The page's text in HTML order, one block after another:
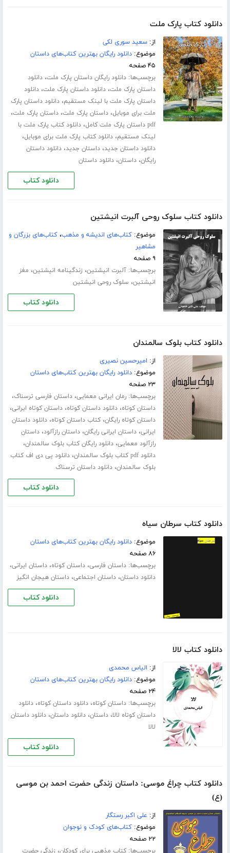
دانلود کتاب پارک ملت
از:سعید سوری لکی
موضوع:دانلود رایگان بهترین کتاب‌های داستان
۴۵ صفحه
برچسب‌ها:دانلود رایگان داستان پارک ملت،دانلود
داستان پارک ملت،دانلود داستان پارک ملت،دانلود
داستان پارک ملت با لینک مستقیم،دانلود داستان پارک
ملت برای موبایل،داستان پارک ملت،داستان پارک ملت،
pdf داستان پارک ملت کامل ،دانلود کتاب پارک ملت با
لینک مستقیم،دانلود کتاب پارک ملت برای موبایل،
دانلود داستان جدید،داستان جدید،دانلود داستان
رایگان،داستان،دانلود داستان
دانلود کتاب
دانلود کتاب سلوک روحی آلبرت انیشتین
موضوع:کتاب‌های اندیشه و مذهب،کتاب‌های بزرگان و
مشاهیر
۹ صفحه
برچسب‌ها:آلبرت انیشتین، زندگینامه انیشتین، مغز
انیشتین، سلوک روحی انیشتین
دانلود کتاب
دانلود کتاب بلوک سالمندان
از: امیرحسین نصیری
موضوع:دانلود رایگان بهترین کتاب‌های داستان
۲۳ صفحه
برچسب‌ها:رمان ایرانی معمایی،داستان فارسی ترسناک،
داستان کوتاه،دانلود داستان کوتاه،داستان کوتاه ایرانی،
داستان کوتاه رایگان،کتاب داستان کوتاه،دانلود داستان
ایرانی،داستان ایرانی رایگان،داستان رازآلود،داستان
رازآلود معمایی،دانلود رایگان کتاب بلوک سالمندان،
دانلود pdf کتاب بلوک سالمندان ،دانلود پی دی اف کتاب
بلوک سالمندان،دانلود داستان ترسناک
دانلود کتاب
دانلود کتاب سرطان سیاه
موضوع:دانلود رایگان بهترین کتاب‌های داستان
۸۶ صفحه
برچسب‌ها:داستان فارسی،داستان کوتاه،داستان ایرانی،
دانلود داستان،داستان اجتماعی،داستان هیجان انگیز
دانلود کتاب
دانلود کتاب لالا
از: الیاس محمدی
موضوع:دانلود رایگان بهترین کتاب‌های داستان
۲۴ صفحه
برچسب‌ها:داستان کوتاه،دانلود داستان کوتاه،دانلود
داستان کوتاه لالا،داستان،دانلود داستان،دانلود داستان
لالا
دانلود کتاب
دانلود کتاب چراغ موسی: داستان زندگی حضرت احمد بن موسی
(ع)
از: علی اکبر رستگار
موضوع:کتاب‌های کودک و نوجوان
۲۲ صفحه
برچسب‌ها:کتاب مذهبی برای کودکان، زندگی حضرت